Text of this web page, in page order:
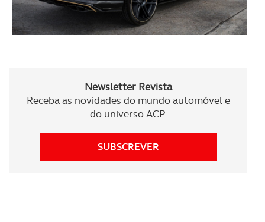
dados pessoais serão realizadas apenas com o seu
consentimento e quando tal se afigure estritamente
necessário no contexto dos serviços a prestar.
experiência de navegação no Website e nos serviços
disponibilizados.
Consulte a política de cookies do site.
Newsletter Revista
Receba as novidades do mundo automóvel e
do universo ACP.
SUBSCREVER